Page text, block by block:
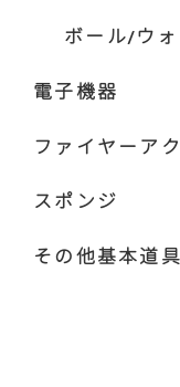
ボール/ウ
電子機器
ファイヤーア
スポンジ
その他基本道具